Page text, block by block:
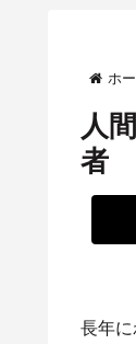
ホ
人
者
長年